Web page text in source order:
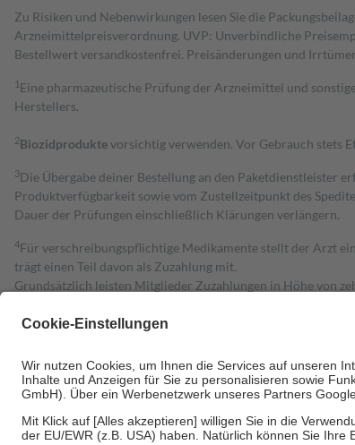
Zu Risiken und Nebenwirkungen lesen Sie die
Arzneimittelpreisverordnung. UVP: Unverbindliche
Bestell­wert versand­kosten­frei. Preisänderungen und
1 Eine pharmazeutische Prüfung der Arzneimittel und
Herstellers.
2Biozidproduktevorsichtig verwenden. Vor Gebrauch stets
3Die Übergabe deiner Bestellung an den Paketdienstleister
Produktverfügbarkeit sowie vom Zustellzeitpunkt des
Dauer der Prüfungen einschließlich Klärungen verlängern.
4Für verschreibungspflichtige Medikamente stellt der Arzt
trägt einen Teil davon als Zuzahlung mit.
Grundsätzlich leisten Mitglieder Zuzahlungen in Höhe von
Diese Regeln gelten grundsätzlich auch für Online-Apotheken.
Um das Engagement der Versicherten für ihre eigene
• Kindern und Jugendlichen bis zum vollendeten 18.
• Untersuchungen zur Vorsorge und Früherkennung, die
• empfohlenen Schutzimpfungen
• Harn- und Blutteststreifen